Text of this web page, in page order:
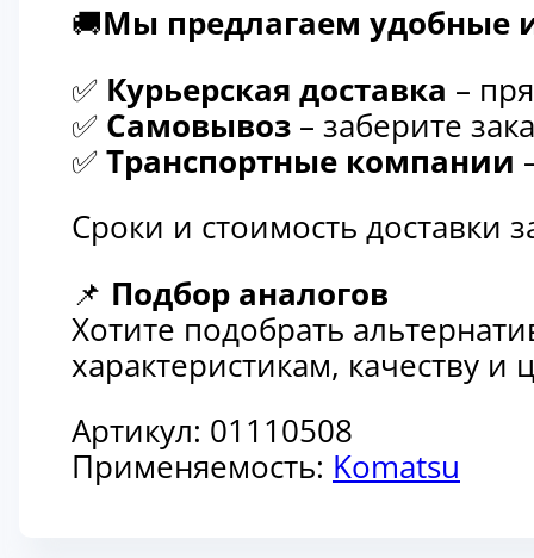
🚚Мы предлагаем удобные
✅ Курьерская доставка –
✅ Самовывоз – заберите
✅ Транспортные компании
Сроки и стоимость доставки
📌 Подбор аналогов
Хотите подобрать
характеристикам, качеству
Артикул: 01110508
Применяемость: Komatsu